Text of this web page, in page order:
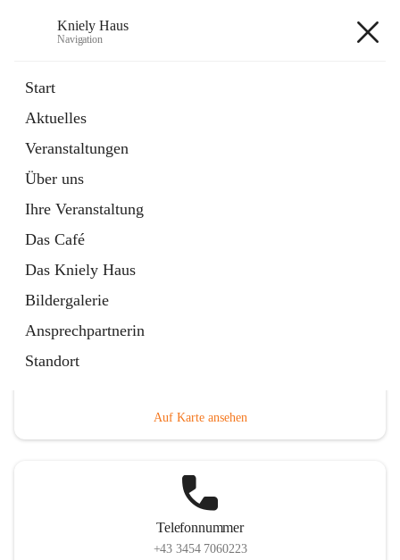
Kniely Haus
Navigation
Start
Aktuelles
Veranstaltungen
Über uns
Ihre Veranstaltung
Das Café
Das Kniely Haus
Bildergalerie
Ansprechpartnerin
Standort
Externe Webseite
in
Tab
Ö-Ticket
Externe Webseite
öffnet
in
neuem
Tab
Arnfelser Straße 10, 8463 Leutschach an der Weinstraße,
Auf Karte ansehen
Telefonnummer
+43 3454 7060223